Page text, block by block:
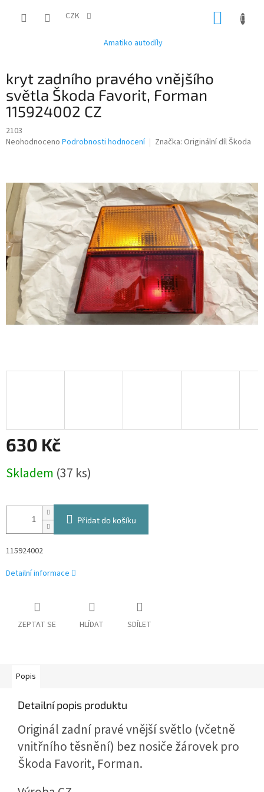
CZK
Amatiko autodíly
kryt zadního pravého vnějšího
světla Škoda Favorit, Forman
115924002 CZ
2103
Průměrné
0,0
z
5
hvězdiček.
Neohodnoceno Podrobnosti hodnocení Značka: Originální díl Škoda
630 Kč
cena:
Skladem (37 ks)
Přidat do košíku
115924002
Detailní informace
ZEPTAT SE HLÍDAT SDÍLET
Popis
Detailní popis produktu
Originál zadní pravé vnější světlo (včetně
vnitřního těsnění) bez nosiče žárovek pro
Škoda Favorit, Forman.